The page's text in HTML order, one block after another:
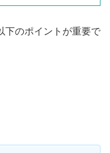
下のポイントが重要で